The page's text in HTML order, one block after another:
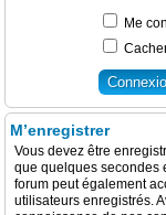
Me
M’enregistrer
Vous devez être
que quelques secondes
forum peut également
utilisateurs enregistrés.